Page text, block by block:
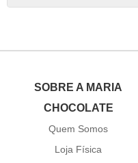
SOBRE A MARIA
CHOCOLATE
Quem Somos
Loja Física